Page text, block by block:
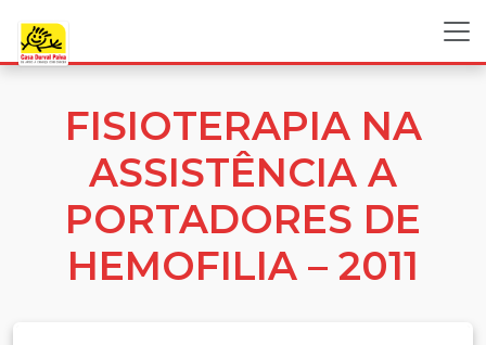
FISIOTERAPIA NA
ASSISTÊNCIA A
PORTADORES DE
HEMOFILIA – 2011